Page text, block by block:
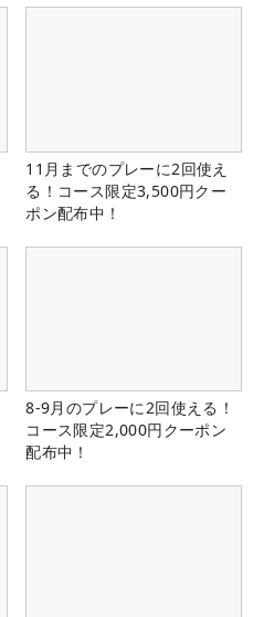
11月までのプレーに2回使え
る！コース限定3,500円クー
ポン配布中！
8-9月のプレーに2回使える！
コース限定2,000円クーポン
配布中！